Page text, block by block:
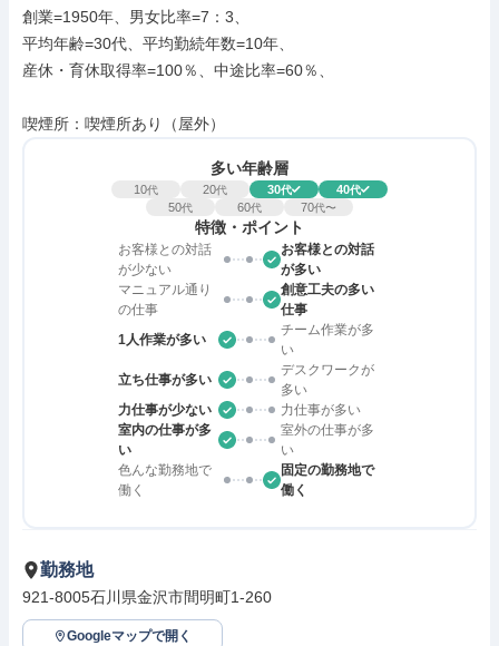
創業=1950年、男女比率=7：3、
平均年齢=30代、平均勤続年数=10年、
産休・育休取得率=100％、中途比率=60％、
喫煙所：喫煙所あり（屋外）
多い年齢層
10代 20代 30代 40代
50代 60代 70代〜
特徴・ポイント
お客様との対話
が少ない
お客様との対話
が多い
マニュアル通り
の仕事
創意工夫の多い
仕事
1人作業が多い
チーム作業が多
い
立ち仕事が多い
デスクワークが
多い
力仕事が少ない
力仕事が多い
室内の仕事が多
い
室外の仕事が多
い
色んな勤務地で
働く
固定の勤務地で
働く
勤務地
921-8005石川県金沢市間明町1-260
Googleマップで開く